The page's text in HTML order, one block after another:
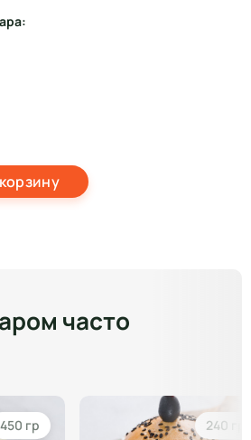
часто
450 гр 240 гр